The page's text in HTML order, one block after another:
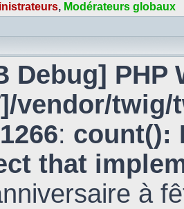
, Modérateurs globaux
Debug] PHP
vendor/
1266: count():
that
à